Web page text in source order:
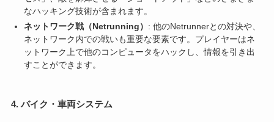
なハッキング技術が含まれます。
ネットワーク戦（Netrunning） : 他のNetrunnerとの対決や、
ネットワーク内での戦いも重要な要素です。プレイヤーはネ
ットワーク上で他のコンピュータをハックし、情報を引き出
すことができます。
4. バイク・車両システム